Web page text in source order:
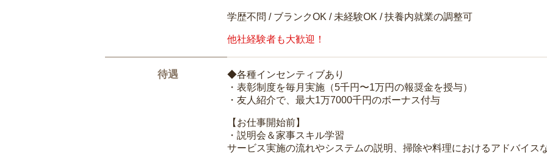
学歴不問 / ブランクOK / 未経験OK / 扶養内就業の調整可
他社経験者も大歓迎！
待遇
◆各種インセンティブあり
・表彰制度を毎月実施（5千円〜1万円の報奨金を授与）
・友人紹介で、最大1万7000千円のボーナス付与
【お仕事開始前】
・説明会＆家事スキル学習
サービス実施の流れやシステムの説明、掃除や料理におけるアドバイス